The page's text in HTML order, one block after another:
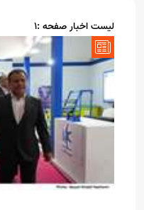
لیست اخبار صفحه :1